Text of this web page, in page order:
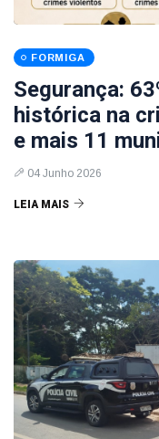
FORMIGA
Segurança:
histórica na
e mais 11
04 Junho 2026
LEIA MAIS